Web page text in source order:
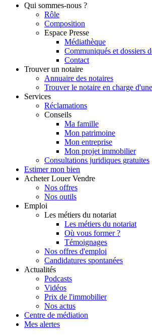
Qui sommes-nous ?
Rôle
Composition
Espace Presse
Médiathèque
Communiqués et dossiers
Contact
Trouver un notaire
Annuaire des notaires
Trouver le notaire en charge
Services
Réclamations
Conseils
Ma famille
Mon patrimoine
Mon entreprise
Mon projet immobilier
Consultations juridiques gratuites
Estimer mon bien
Acheter Louer Vendre
Nos offres
Nos outils
Emploi
Les métiers du notariat
Les métiers du notariat
Où vous former ?
Témoignages
Nos offres d'emploi
Candidatures spontanées
Actualités
Podcasts
Vidéos
Prix de l'immobilier
Nos actus
Centre de médiation
Mes alertes